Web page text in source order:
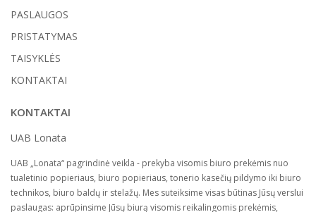
PASLAUGOS
PRISTATYMAS
TAISYKLĖS
KONTAKTAI
KONTAKTAI
UAB Lonata
UAB „Lonata“ pagrindinė veikla - prekyba visomis biuro prekėmis nuo
tualetinio popieriaus, biuro popieriaus, tonerio kasečių pildymo iki biuro
technikos, biuro baldų ir stelažų. Mes suteiksime visas būtinas Jūsų verslui
paslaugas: aprūpinsime Jūsų biurą visomis reikalingomis prekėmis,